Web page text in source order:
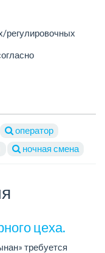
регулировочных
оператор
ночная смена
цеха.
требуется